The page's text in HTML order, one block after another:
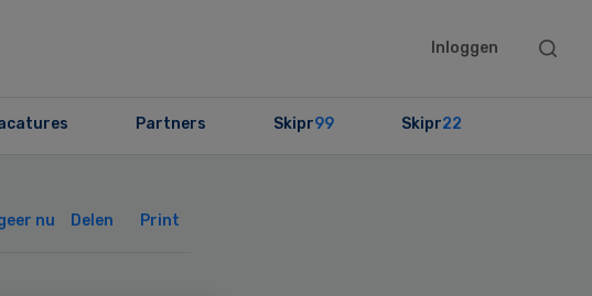
Inloggen
Search
Partners Skipr99 Skipr22
nu Delen Print